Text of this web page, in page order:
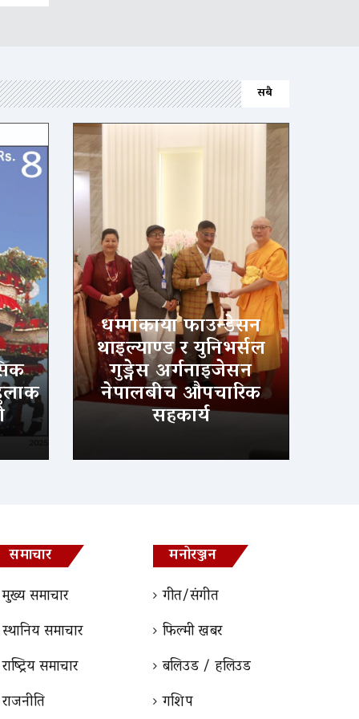
सबै
धम्माकाया फाउन्डेसन
थाइल्याण्ड र युनिभर्सल
गुड्नेस अर्गनाइजेसन
नेपालबीच औपचारिक
सहकार्य
समाचार
मुख्य समाचार
स्थानिय समाचार
राष्ट्रिय समाचार
राजनीति
मनोरञ्जन
गीत/संगीत
फिल्मी खबर
बलिउड / हलिउड
गशिप